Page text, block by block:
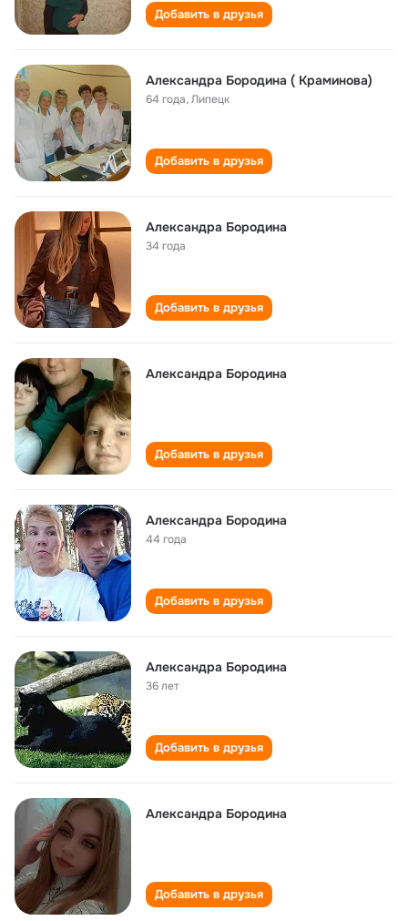
Добавить в друзья
Александра Бородина ( Краминова)
64 года,Липецк
Добавить в друзья
Александра Бородина
34 года
Добавить в друзья
Александра Бородина
Добавить в друзья
Александра Бородина
44 года
Добавить в друзья
Александра Бородина
36 лет
Добавить в друзья
Александра Бородина
Добавить в друзья